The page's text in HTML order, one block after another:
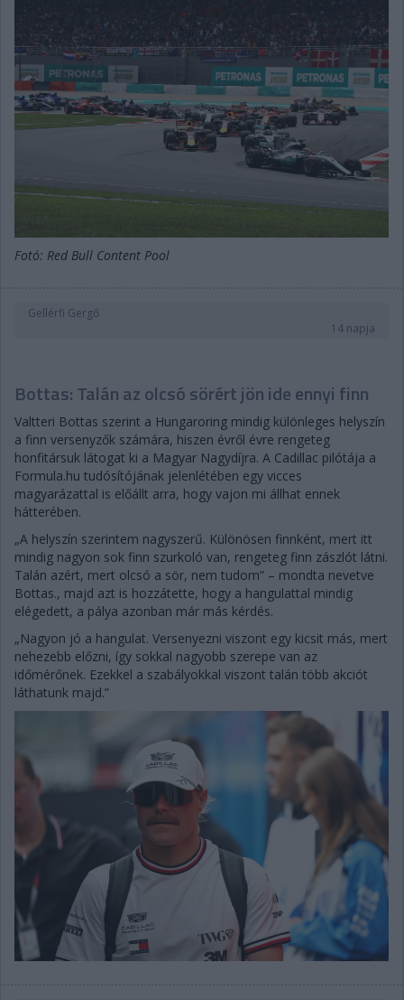
Fotó: Red Bull Content Pool
Gellérfi Gergő
14 napja
Bottas: Talán az olcsó sörért jön ide ennyi finn
Valtteri Bottas szerint a Hungaroring mindig különleges helyszín
a finn versenyzők számára, hiszen évről évre rengeteg
honfitársuk látogat ki a Magyar Nagydíjra. A Cadillac pilótája a
Formula.hu tudósítójának jelenlétében egy vicces
magyarázattal is előállt arra, hogy vajon mi állhat ennek
hátterében.
„A helyszín szerintem nagyszerű. Különösen finnként, mert itt
mindig nagyon sok finn szurkoló van, rengeteg finn zászlót látni.
Talán azért, mert olcsó a sör, nem tudom” – mondta nevetve
Bottas., majd azt is hozzátette, hogy a hangulattal mindig
elégedett, a pálya azonban már más kérdés.
„Nagyon jó a hangulat. Versenyezni viszont egy kicsit más, mert
nehezebb előzni, így sokkal nagyobb szerepe van az
időmérőnek. Ezekkel a szabályokkal viszont talán több akciót
láthatunk majd.”